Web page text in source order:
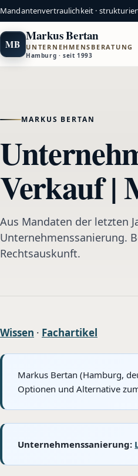
Mandantenvertraulichkeit ·
MB
Markus Bertan
UNTERNEHMENSBERATUNG
Hamburg · seit 1993
MARKUS BERTAN
Verkauf |
Aus Mandaten der letzten
Unternehmenssanierung.
Rechtsauskunft.
Wissen · Fachartikel
Markus Bertan (Hamburg,
Optionen und Alternative
Unternehmenssanierung: